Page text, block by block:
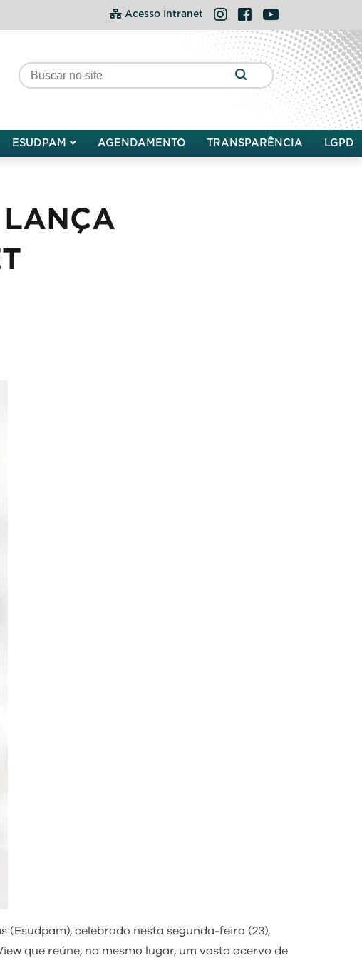
Acesso Intranet Instagram
FacebookYouTube
ESUDPAM AGENDAMENTO TRANSPARÊNCIA LGPD
LANÇA
(Esudpam), celebrado nesta segunda-feira (23),
que reúne, no mesmo lugar, um vasto acervo de